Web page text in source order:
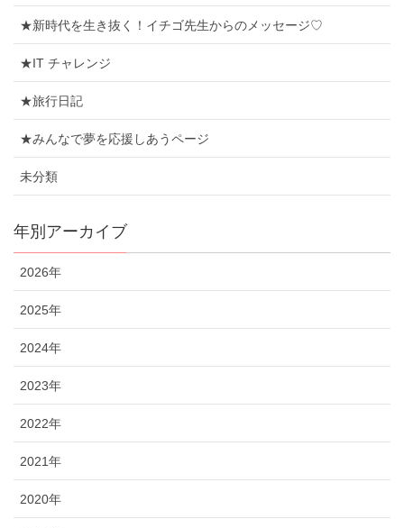
★新時代を生き抜く！イチゴ先生からのメッセージ♡
★IT チャレンジ
★旅行日記
★みんなで夢を応援しあうページ
未分類
年別アーカイブ
2026年
2025年
2024年
2023年
2022年
2021年
2020年